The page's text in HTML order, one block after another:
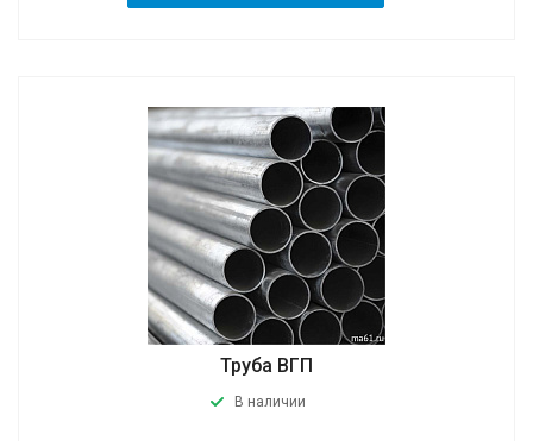
Труба ВГП
В наличии